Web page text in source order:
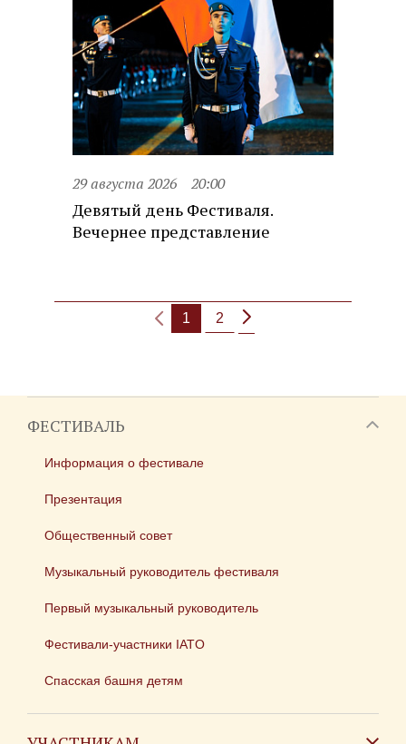
29 августа 2026 20:00
Девятый день Фестиваля.
Вечернее представление
1 2
ФЕСТИВАЛЬ
Информация о фестивале
Презентация
Общественный совет
Музыкальный руководитель фестиваля
Первый музыкальный руководитель
Фестивали-участники IATO
Спасская башня детям